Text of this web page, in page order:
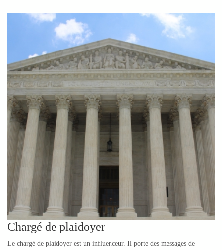
Chargé de plaidoyer
Le chargé de plaidoyer est un influenceur. Il porte des messages de